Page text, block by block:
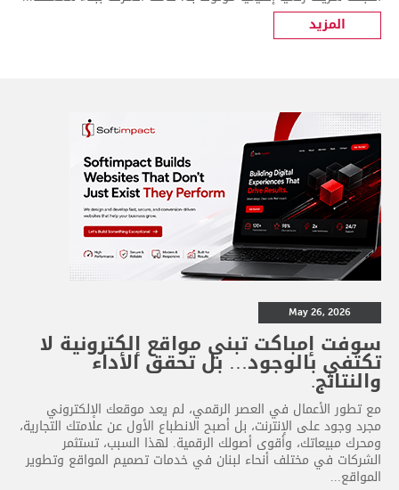
المزيد
May 26, 2026
سوفت إمباكت تبني مواقع إلكترونية لا
تكتفي بالوجود… بل تحقق الأداء
والنتائج.
مع تطور الأعمال في العصر الرقمي، لم يعد موقعك الإلكتروني
مجرد وجود على الإنترنت، بل أصبح الانطباع الأول عن علامتك التجارية،
ومحرك مبيعاتك، وأقوى أصولك الرقمية. لهذا السبب، تستثمر
الشركات في مختلف أنحاء لبنان في خدمات تصميم المواقع وتطوير
المواقع...